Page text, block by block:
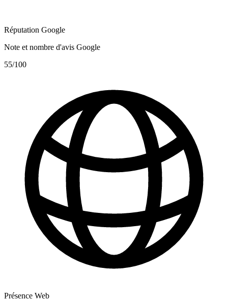
Réputation Google
Note et nombre d'avis Google
55/100
Présence Web